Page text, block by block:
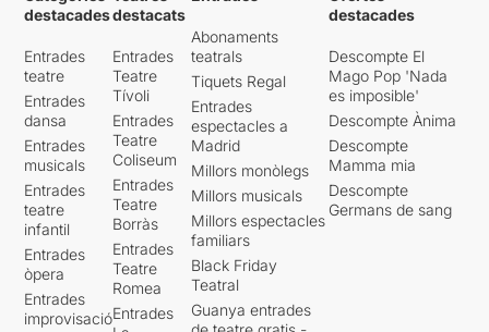
destacades
Entrades
teatre
Entrades
dansa
Entrades
musicals
Entrades
teatre
infantil
Entrades
òpera
Entrades
improvisació
destacats
Entrades
Teatre
Tívoli
Entrades
Teatre
Coliseum
Entrades
Teatre
Borràs
Entrades
Teatre
Romea
Entrades
Abonaments
teatrals
Tiquets Regal
Entrades
espectacles a
Madrid
Millors monòlegs
Millors musicals
Millors espectacles
familiars
Black Friday
Teatral
Guanya entrades
destacades
Descompte El
Mago Pop 'Nada
es imposible'
Descompte Ànima
Descompte
Mamma mia
Descompte
Germans de sang